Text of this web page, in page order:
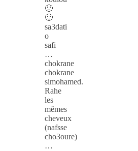
🙂
🙂
sa3dati
o
safi
…
chokrane
chokrane
simohamed.
Rahe
les
mêmes
cheveux
(nafsse
cho3oure)
…